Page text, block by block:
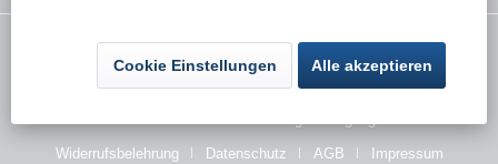
anders beschrieben
Widerrufsbelehrung Datenschutz AGB Impressum
Cookie Einstellungen Alle akzeptieren